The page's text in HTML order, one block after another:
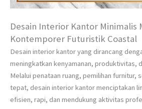
Desain Interior Kantor Minimalis
Kontemporer Futuristik Coastal
Desain interior kantor yang dirancang
meningkatkan kenyamanan, produktivitas,
Melalui penataan ruang, pemilihan furnitur,
tepat, desain interior kantor menciptakan
efisien, rapi, dan mendukung aktivitas